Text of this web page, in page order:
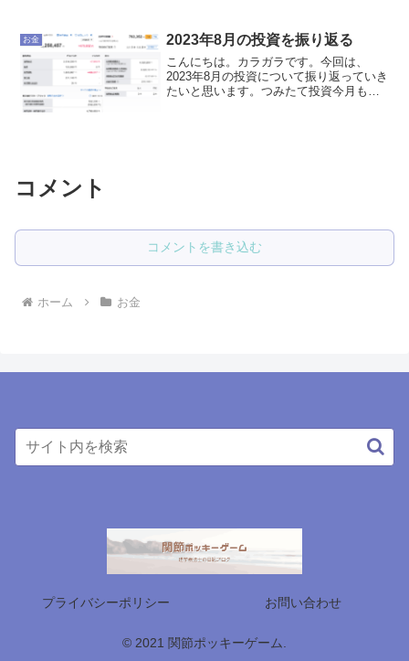
き落とし額は192,537円でした。
240,644...
お金 2023年8月の投資を振り返る
こんにちは。カラガラです。今回は、
2023年8月の投資について振り返っていき
たいと思います。つみたて投資今月も、
コメント
コメントを書き込む
ホーム お金
プライバシーポリシー お問い合わせ
© 2021 関節ポッキーゲーム.